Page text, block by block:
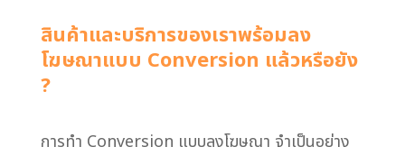
สินค้าและบริการของเราพร้อมลง
โฆษณาแบบ Conversion แล้วหรือยัง
?
การทำ Conversion แบบลงโฆษณา จำเป็นอย่าง